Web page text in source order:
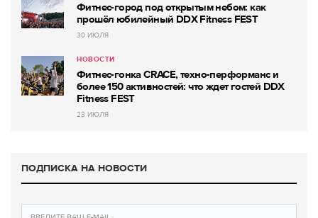
Фитнес-город под открытым небом: как
прошёл юбилейный DDX Fitness FEST
30 ИЮЛЯ
НОВОСТИ
Фитнес-гонка CRACE, техно-перформанс и
более 150 активностей: что ждет гостей DDX
Fitness FEST
23 ИЮЛЯ
ПОДПИСКА НА НОВОСТИ